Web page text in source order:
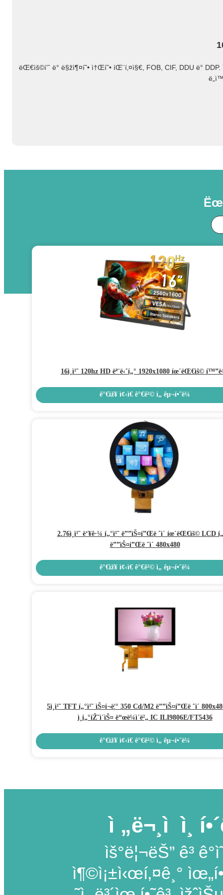
ëŒ€ìš©í’ˆ ë° ë§žì¶¤í˜• ì†Œí˜• íŒ¨í‚¤ì§€, FOB, CIF, DDU ë° DDP.
16ì¸ì¹˜ 120hz HD ëª¨ë‹ˆí„° 1920x1080 íœ´ëŒ€ìš©
ê°€ìž¥ ì¢‹ì€ ê°€ê²© ì„ êµ¬í•˜ë¼
2.76ì¸ì¹˜ ë‘¥ê·¼ í„°ì¹˜ ë””ìŠ¤í”Œë ˆì´ íœ´ëŒ€ìš© LCD
ë””ìŠ¤í”Œë ˆì´ 480x480
ê°€ìž¥ ì¢‹ì€ ê°€ê²© ì„ êµ¬í•˜ë¼
5ì¸ì¹˜ TFT í„°ì¹˜ ìŠ¤í¬ë¦° 350 Cd/M2 ë””ìŠ¤í”Œë ˆì´
ì¸í„°íŽ˜ì´ìŠ¤ ë“œë¼ì´ë²„ IC ILI9806E/FT5436
ê°€ìž¥ ì¢‹ì€ ê°€ê²© ì„ êµ¬í•˜ë¼
ì „ë¬¸ì  ì¸
ìš°ë¦¬ëŠ” ê³
ì¶©ì¡±ì‹œí‚¤ê¸°